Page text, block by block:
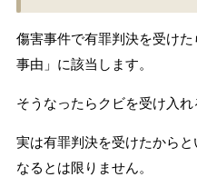
傷害事件で有罪判決を受け
事由」に該当します。
そうなったらクビを受け入れ
実は有罪判決を受けたから
なるとは限りません。